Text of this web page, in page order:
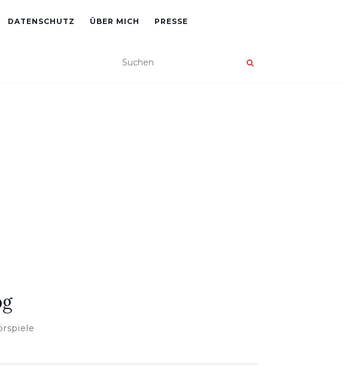
DATENSCHUTZ ÜBER MICH PRESSE